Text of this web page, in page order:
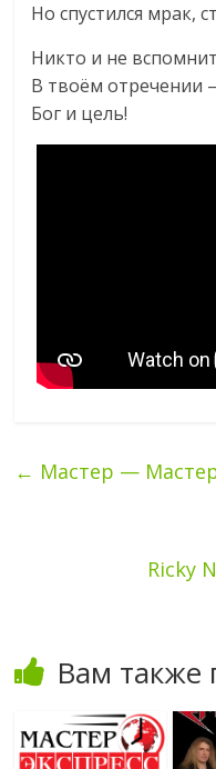
Но спустился мрак,
Никто и не
В твоём отречении
Бог и цель!
← Мастер —
Ricky
Вам также